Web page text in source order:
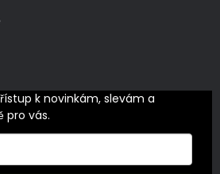
k novinkám, slevám a
pro vás.